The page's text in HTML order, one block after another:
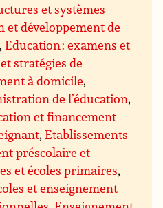
et systèmes
et développement de
,Education : examens et
stratégies de
à domicile,
de l’éducation,
et financement
,Etablissements
préscolaire et
et écoles primaires,
et enseignement